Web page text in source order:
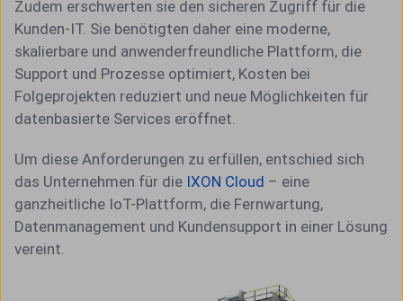
Zudem erschwerten sie den sicheren Zugriff für die
Kunden-IT. Sie benötigten daher eine moderne,
skalierbare und anwenderfreundliche Plattform, die
Support und Prozesse optimiert, Kosten bei
Folgeprojekten reduziert und neue Möglichkeiten für
datenbasierte Services eröffnet.
Um diese Anforderungen zu erfüllen, entschied sich
das Unternehmen für die IXON Cloud – eine
ganzheitliche IoT-Plattform, die Fernwartung,
Datenmanagement und Kundensupport in einer Lösung
vereint.